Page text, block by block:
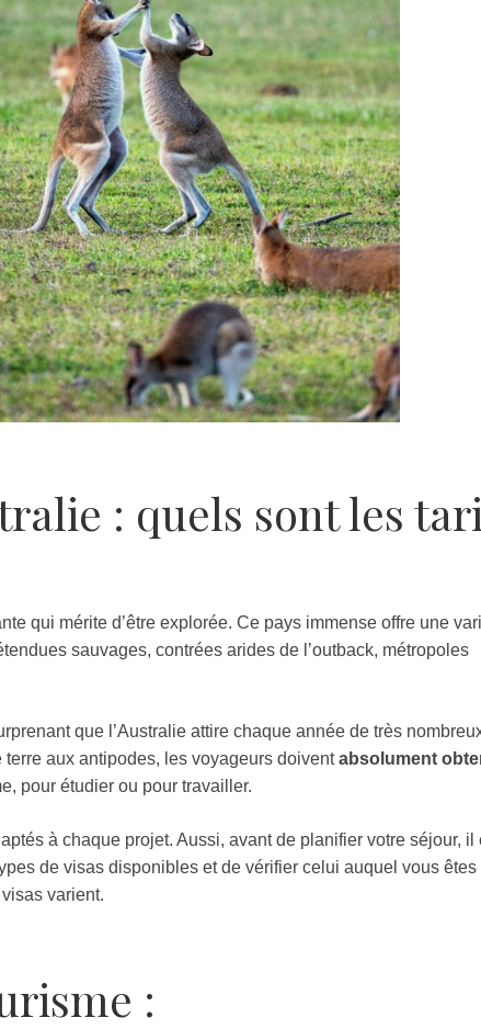
: quels sont les
qui mérite d’être explorée. Ce pays immense offre une
sauvages, contrées arides de l’outback, métropoles
que l’Australie attire chaque année de très
aux antipodes, les voyageurs doiventabsolument
pour étudier ou pour travailler.
à chaque projet. Aussi, avant de planifier votre séjour, il
de visas disponibles et de vérifier celui auquel vous êtes
varient.
: